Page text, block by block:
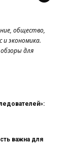
общество,
экономика.
для
важна для